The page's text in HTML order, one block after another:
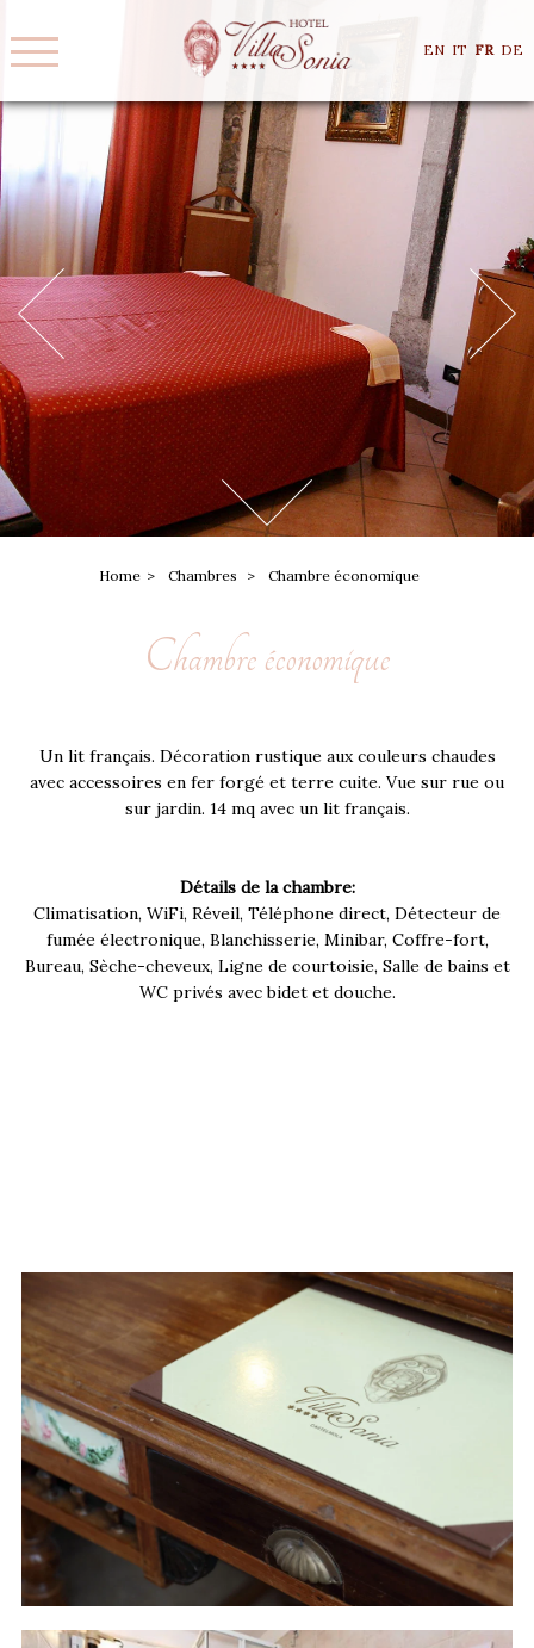
EN IT FR DE
Home Chambres Chambre économique
Chambre économique
Un lit français. Décoration rustique aux couleurs chaudes
avec accessoires en fer forgé et terre cuite. Vue sur rue ou
sur jardin. 14 mq avec un lit français.
Détails de la chambre:
Climatisation, WiFi, Réveil, Téléphone direct, Détecteur de
fumée électronique, Blanchisserie, Minibar, Coffre-fort,
Bureau, Sèche-cheveux, Ligne de courtoisie, Salle de bains et
WC privés avec bidet et douche.